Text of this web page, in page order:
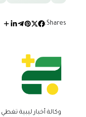
Shares:
وكالة أخبار ليبية